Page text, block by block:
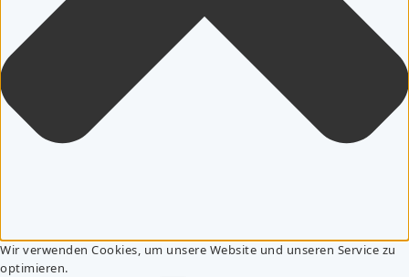
Wir verwenden Cookies, um unsere Website und unseren Service zu
optimieren.